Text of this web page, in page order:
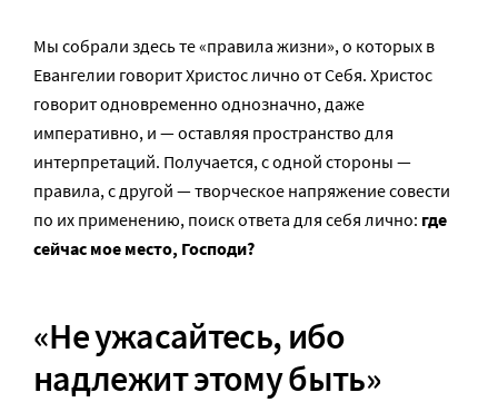
Мы собрали здесь те «правила жизни», о которых в
Евангелии говорит Христос лично от Себя. Христос
говорит одновременно однозначно, даже
императивно, и — оставляя пространство для
интерпретаций. Получается, с одной стороны —
правила, с другой — творческое напряжение совести
по их применению, поиск ответа для себя лично: где
сейчас мое место, Господи?
«Не ужасайтесь, ибо
надлежит этому быть»